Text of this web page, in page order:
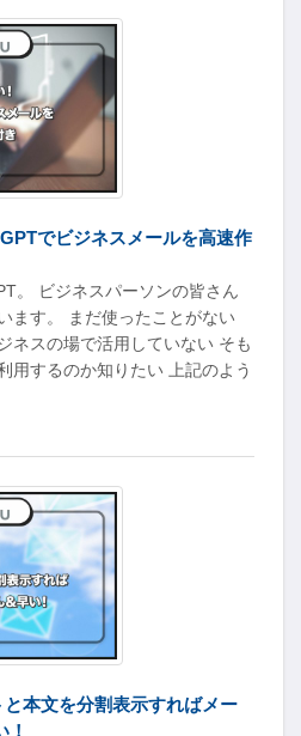
でビジネスメールを高速作
。 ビジネスパーソンの皆さん
ます。 まだ使ったことがない
ネスの場で活用していない そも
用するのか知りたい 上記のよう
と本文を分割表示すればメー